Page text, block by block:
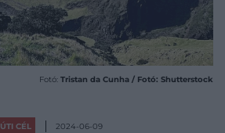
Fotó: Tristan da Cunha / Fotó: Shutterstock
ÚTI CÉL 2024-06-09